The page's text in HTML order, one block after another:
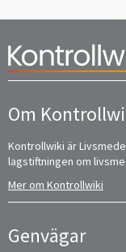
Om
Kontrollwiki är
lagstiftningen om
Mer om Kontrollwiki
Genvägar